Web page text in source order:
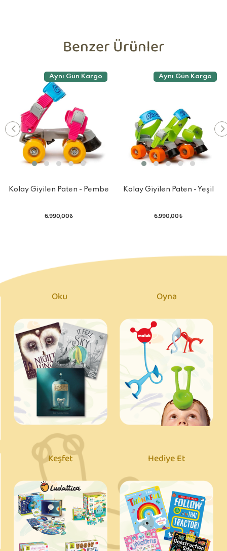
Benzer Ürünler
Aynı Gün Kargo
Kolay Giyilen Paten - Pembe
6.990,00₺
Aynı Gün Kargo
Kolay Giyilen Paten - Yeşil
6.990,00₺
Oku Oyna
Keşfet Hediye Et